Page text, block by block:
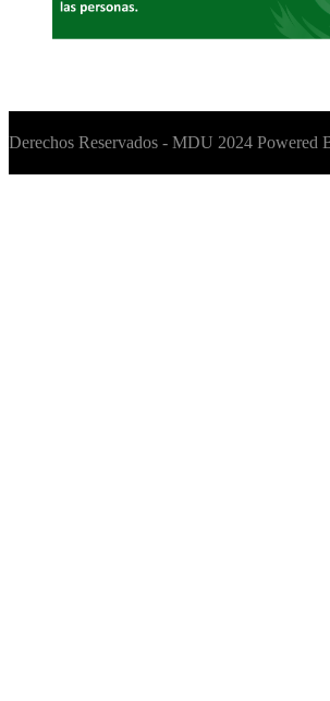
Derechos Reservados - MDU 2024 Powered